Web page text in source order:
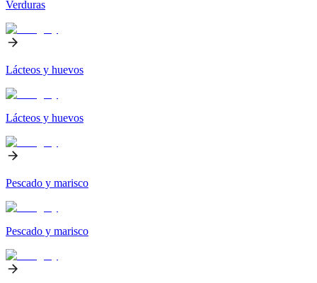
Verduras
Lácteos y huevos
Lácteos y huevos
Pescado y marisco
Pescado y marisco